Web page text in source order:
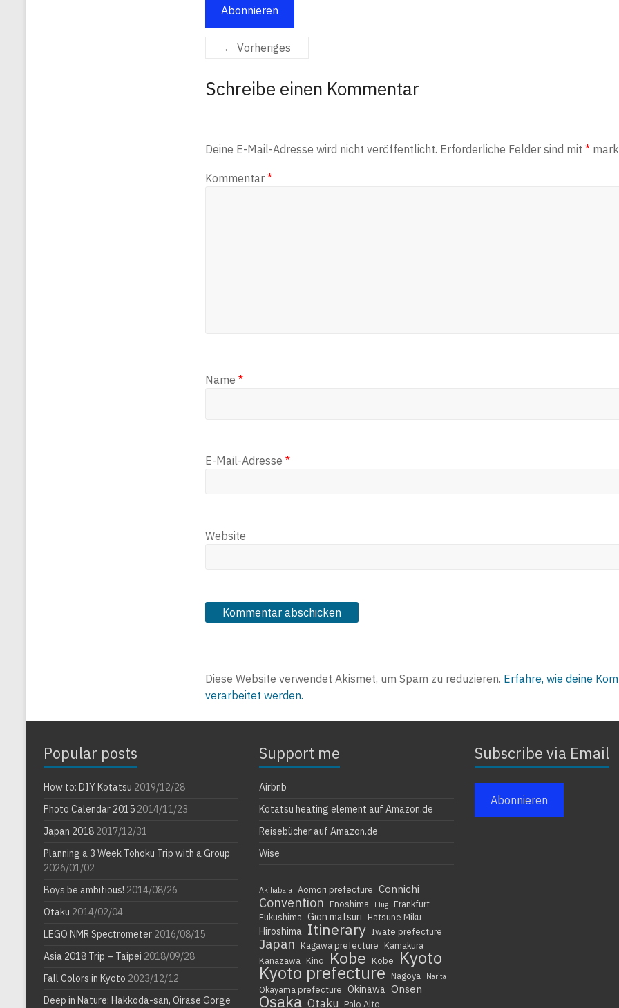
Abonnieren
← Vorheriges
Schreibe einen Kommentar
Deine E-Mail-Adresse wird nicht veröffentlicht. Erforderliche Felder sind mit *
Kommentar *
Name *
E-Mail-Adresse *
Website
Diese Website verwendet Akismet, um Spam zu reduzieren. Erfahre, wie deine
verarbeitet werden.
Popular posts
How to: DIY Kotatsu 2019/12/28
Photo Calendar 2015 2014/11/23
Japan 2018 2017/12/31
Planning a 3 Week Tohoku Trip with a Group
2026/01/02
Boys be ambitious! 2014/08/26
Otaku 2014/02/04
LEGO NMR Spectrometer 2016/08/15
Asia 2018 Trip – Taipei 2018/09/28
Fall Colors in Kyoto 2023/12/12
Deep in Nature: Hakkoda-san, Oirase Gorge
Support me
Airbnb
Kotatsu heating element auf Amazon.de
Reisebücher auf Amazon.de
Wise
Akihabara Aomori prefecture Connichi
Convention Enoshima Flug
Frankfurt
Fukushima Gion matsuri Hatsune Miku
Hiroshima Itinerary Iwate prefecture
Japan Kagawa prefecture
Kamakura
Kanazawa
Kino Kobe Kobe Kyoto
Kyoto prefecture Nagoya Narita
Okayama prefecture Okinawa Onsen
Osaka Otaku Palo Alto
Subscribe via Email
Abonnieren